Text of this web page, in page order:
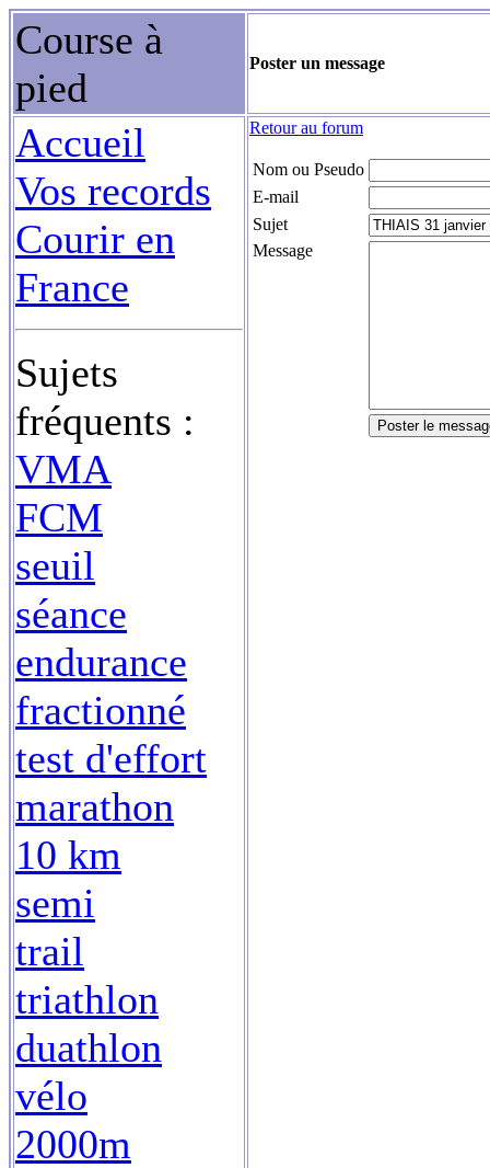
Course à
pied
Poster un message
Accueil
Vos records
Courir en
France
Sujets
fréquents :
VMA
FCM
seuil
séance
endurance
fractionné
test d'effort
marathon
10 km
semi
trail
triathlon
duathlon
vélo
2000m
Retour au forum
Nom ou Pseudo
E-mail
Sujet
Message